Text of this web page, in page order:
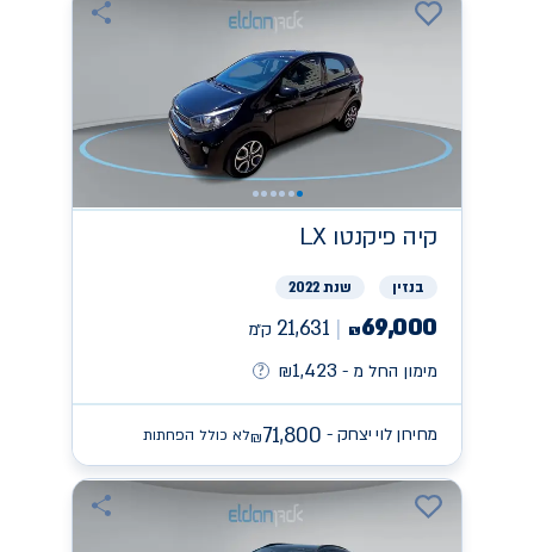
קיה פיקנטו LX
בנזין שנת 2022
₪69,000
21,631 ק״מ
מימון החל מ -
₪1,423
מחירון לוי יצחק - ₪71,800 לא כולל הפחתות